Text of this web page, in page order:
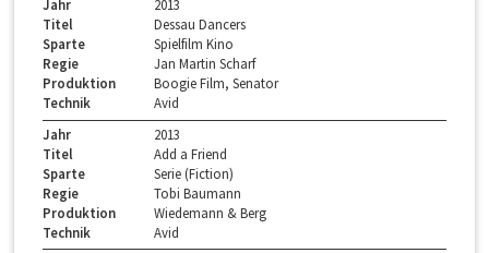
Jahr
2013
Titel
Dessau Dancers
Sparte
Spielfilm Kino
Regie
Jan Martin Scharf
Produktion
Boogie Film, Senator
Technik
Avid
Jahr
2013
Titel
Add a Friend
Sparte
Serie (Fiction)
Regie
Tobi Baumann
Produktion
Wiedemann & Berg
Technik
Avid